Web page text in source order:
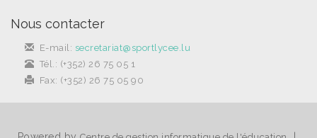
Nous contacter
E-mail: secretariat@sportlycee.lu
Tél.: (+352) 26 75 05 1
Fax: (+352) 26 75 05 90